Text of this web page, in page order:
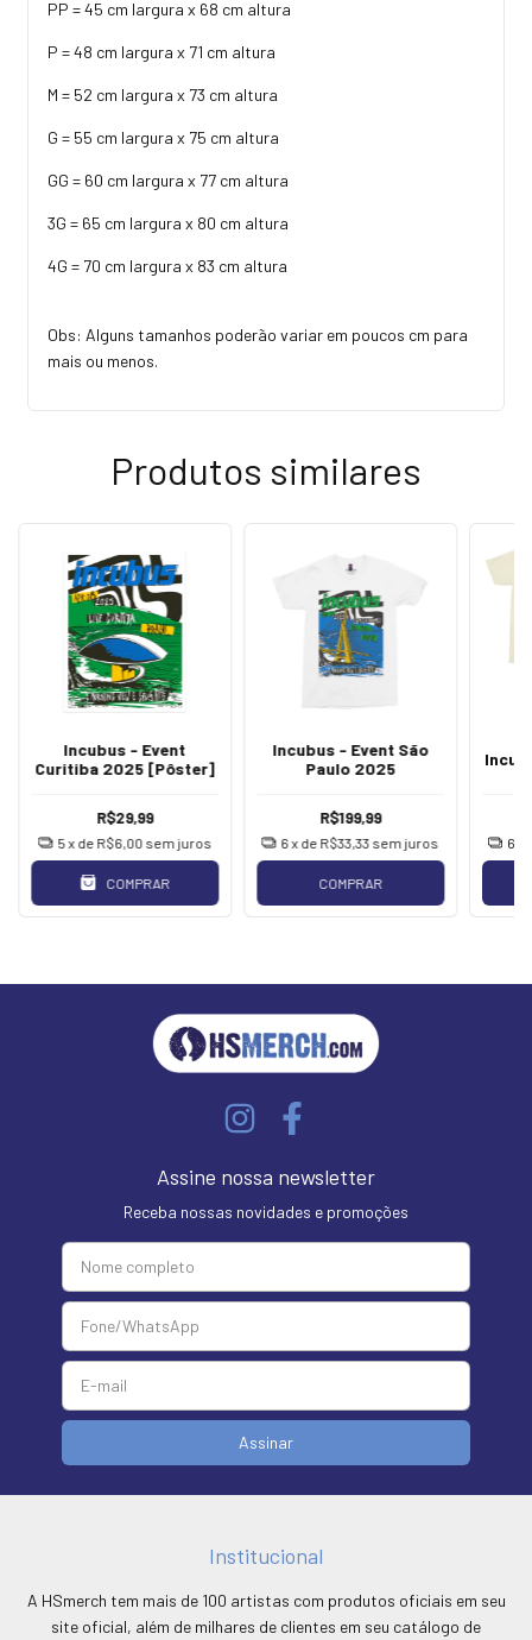
PP = 45 cm largura x 68 cm altura
P = 48 cm largura x 71 cm altura
M = 52 cm largura x 73 cm altura
G = 55 cm largura x 75 cm altura
GG = 60 cm largura x 77 cm altura
3G = 65 cm largura x 80 cm altura
4G = 70 cm largura x 83 cm altura
Obs: Alguns tamanhos poderão variar em poucos cm para
mais ou menos.
Produtos similares
Incubus - Event
Curitiba 2025 [Pôster]
R$29,99
5x de R$6,00 sem juros
COMPRAR
Incubus - Event São
Paulo 2025
R$199,99
6 x de R$33,33 sem juros
COMPRAR
6
Assine nossa newsletter
Receba nossas novidades e promoções
Institucional
A HSmerch tem mais de 100 artistas com produtos oficiais em seu
site oficial, além de milhares de clientes em seu catálogo de